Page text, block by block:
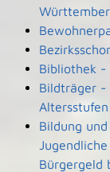
Bibliothek -
Bildträger -
Bildung
Bürgergeld